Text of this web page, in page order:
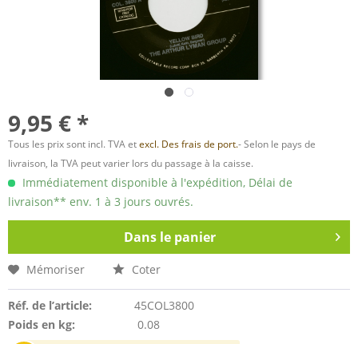
9,95 € *
Tous les prix sont incl. TVA etexcl. Des frais de port.- Selon le pays de
livraison, la TVA peut varier lors du passage à la caisse.
Immédiatement disponible à l'expédition, Délai de
livraison** env. 1 à 3 jours ouvrés.
Dans le panier
Mémoriser Coter
Réf. de l’article:
45COL3800
Poids en kg:
0.08